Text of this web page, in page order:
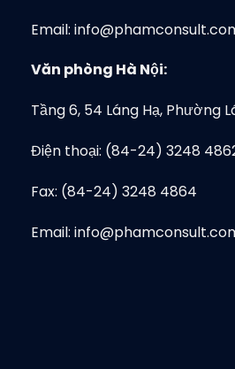
Email:
Văn phòng Hà Nội:
Tầng 6, 54 Láng Hạ, Phường
Điện thoại: (84-24) 3248
Fax: (84-24) 3248 4864
Email: